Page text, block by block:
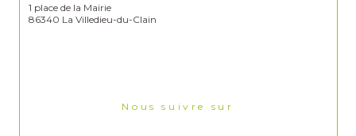
1 place de la Mairie
86340 La Villedieu-du-Clain
Nous suivre sur